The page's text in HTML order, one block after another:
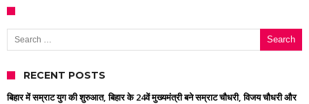
Search for:
RECENT POSTS
बिहार में सम्राट युग की शुरुआत, बिहार के 24वें मुख्यमंत्री बने सम्राट चौधरी, विजय चौधरी और